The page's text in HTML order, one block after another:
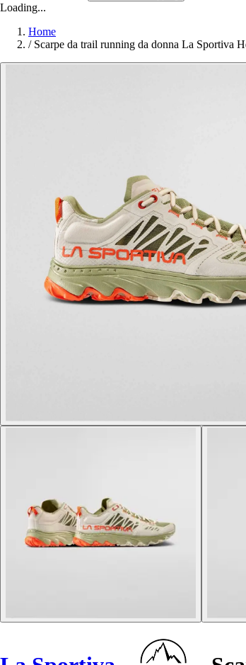
Loading...
Home
/ Scarpe da trail running da donna La Sportiva